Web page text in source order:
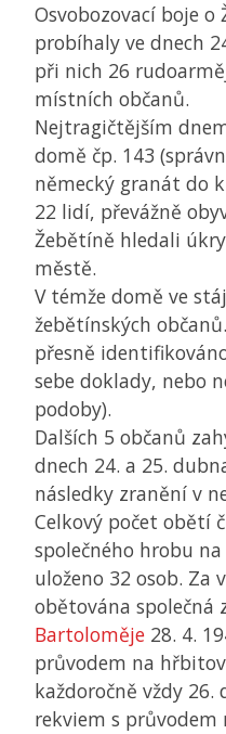
Osvobozovací boje
probíhaly ve dnech
při nich 26
místních občanů.
Nejtragičtějším
domě čp. 143
německý granát do
22 lidí, převážně
Žebětíně hledali
městě.
V témže domě ve
žebětínských
přesně
sebe doklady, nebo
podoby).
Dalších 5 občanů
dnech 24. a 25.
následky zranění v
Celkový počet obětí
společného hrobu na
uloženo 32 osob. Za
obětována společná
Bartoloměje 28. 4.
průvodem na
každoročně vždy
rekviem s průvodem